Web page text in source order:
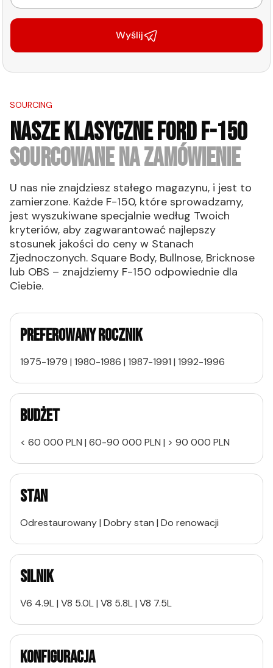
Wyślij
SOURCING
NASZE KLASYCZNE FORD F-150
SOURCOWANE NA ZAMÓWIENIE
U nas nie znajdziesz stałego magazynu, i jest to
zamierzone. Każde F-150, które sprowadzamy,
jest wyszukiwane specjalnie według Twoich
kryteriów, aby zagwarantować najlepszy
stosunek jakości do ceny w Stanach
Zjednoczonych. Square Body, Bullnose, Bricknose
lub OBS – znajdziemy F-150 odpowiednie dla
Ciebie.
PREFEROWANY ROCZNIK
1975-1979 | 1980-1986 | 1987-1991 | 1992-1996
BUDŻET
< 60 000 PLN | 60-90 000 PLN | > 90 000 PLN
STAN
Odrestaurowany | Dobry stan | Do renowacji
SILNIK
V6 4.9L | V8 5.0L | V8 5.8L | V8 7.5L
KONFIGURACJA